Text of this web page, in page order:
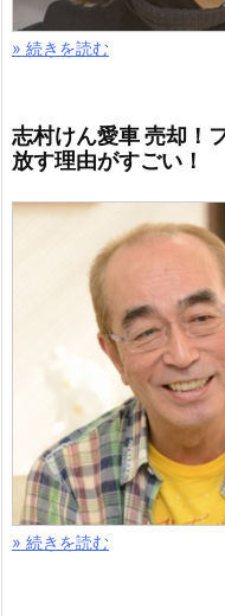
» 続きを読む
志村けん愛車 売却！
放す理由がすごい！
» 続きを読む